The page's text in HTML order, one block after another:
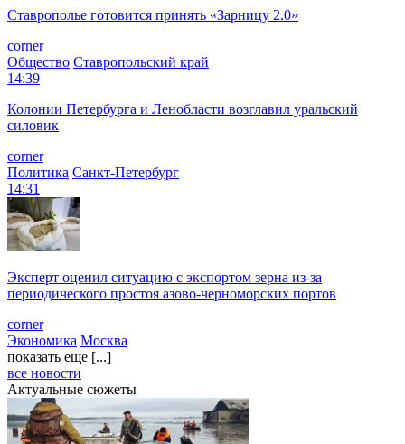
Ставрополье готовится принять «Зарницу 2.0»
corner
Общество Ставропольский край
14:39
Колонии Петербурга и Ленобласти возглавил уральский
силовик
corner
Политика Санкт-Петербург
14:31
Эксперт оценил ситуацию с экспортом зерна из-за
периодического простоя азово-черноморских портов
corner
Экономика Москва
показать еще [...]
все новости
Актуальные сюжеты